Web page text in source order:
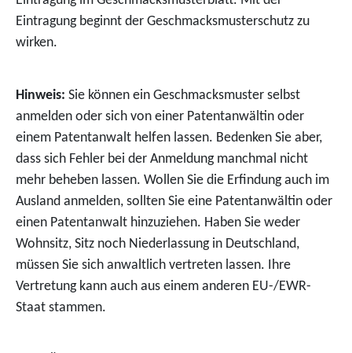
Eintragung beginnt der Geschmacksmusterschutz zu
wirken.
Hinweis: Sie können ein Geschmacksmuster selbst
anmelden oder sich von einer Patentanwältin oder
einem Patentanwalt helfen lassen. Bedenken Sie aber,
dass sich Fehler bei der Anmeldung manchmal nicht
mehr beheben lassen. Wollen Sie die Erfindung auch im
Ausland anmelden, sollten Sie eine Patentanwältin oder
einen Patentanwalt hinzuziehen. Haben Sie weder
Wohnsitz, Sitz noch Niederlassung in Deutschland,
müssen Sie sich anwaltlich vertreten lassen. Ihre
Vertretung kann auch aus einem anderen EU-/EWR-
Staat stammen.